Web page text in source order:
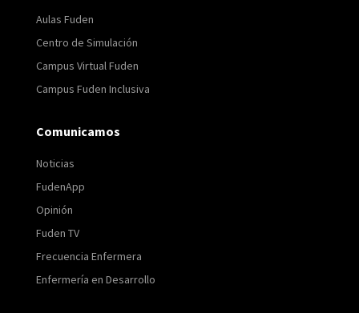
Aulas Fuden
Centro de Simulación
Campus Virtual Fuden
Campus Fuden Inclusiva
Comunicamos
Noticias
FudenApp
Opinión
Fuden TV
Frecuencia Enfermera
Enfermería en Desarrollo